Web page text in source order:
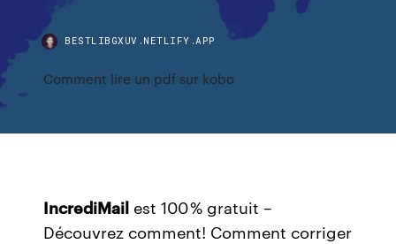
BESTLIBGXUV.NETLIFY.APP
Comment lire un pdf sur kobo
IncrediMail est 100 % gratuit –
Découvrez comment! Comment corriger